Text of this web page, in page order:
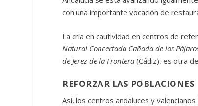
con una importante vocación de
La cría en cautividad en centros de
Natural Concertada Cañada de los
de Jerez de la Frontera (Cádiz), es otra
REFORZAR LAS POBLACIONES
Así, los centros andaluces y